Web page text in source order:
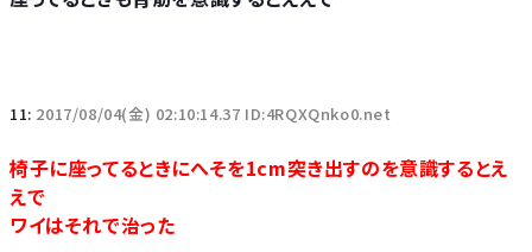
11: 2017/08/04(金) 02:10:14.37 ID:4RQXQnko0.net
椅子に座ってるときにへそを1cm突き出すのを意識するとえ
えで
ワイはそれで治った